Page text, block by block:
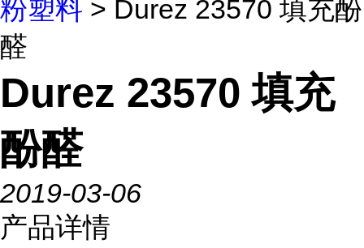
粉塑料 > Durez 23570 填充酚
醛
Durez 23570 填充
酚醛
2019-03-06
产品详情